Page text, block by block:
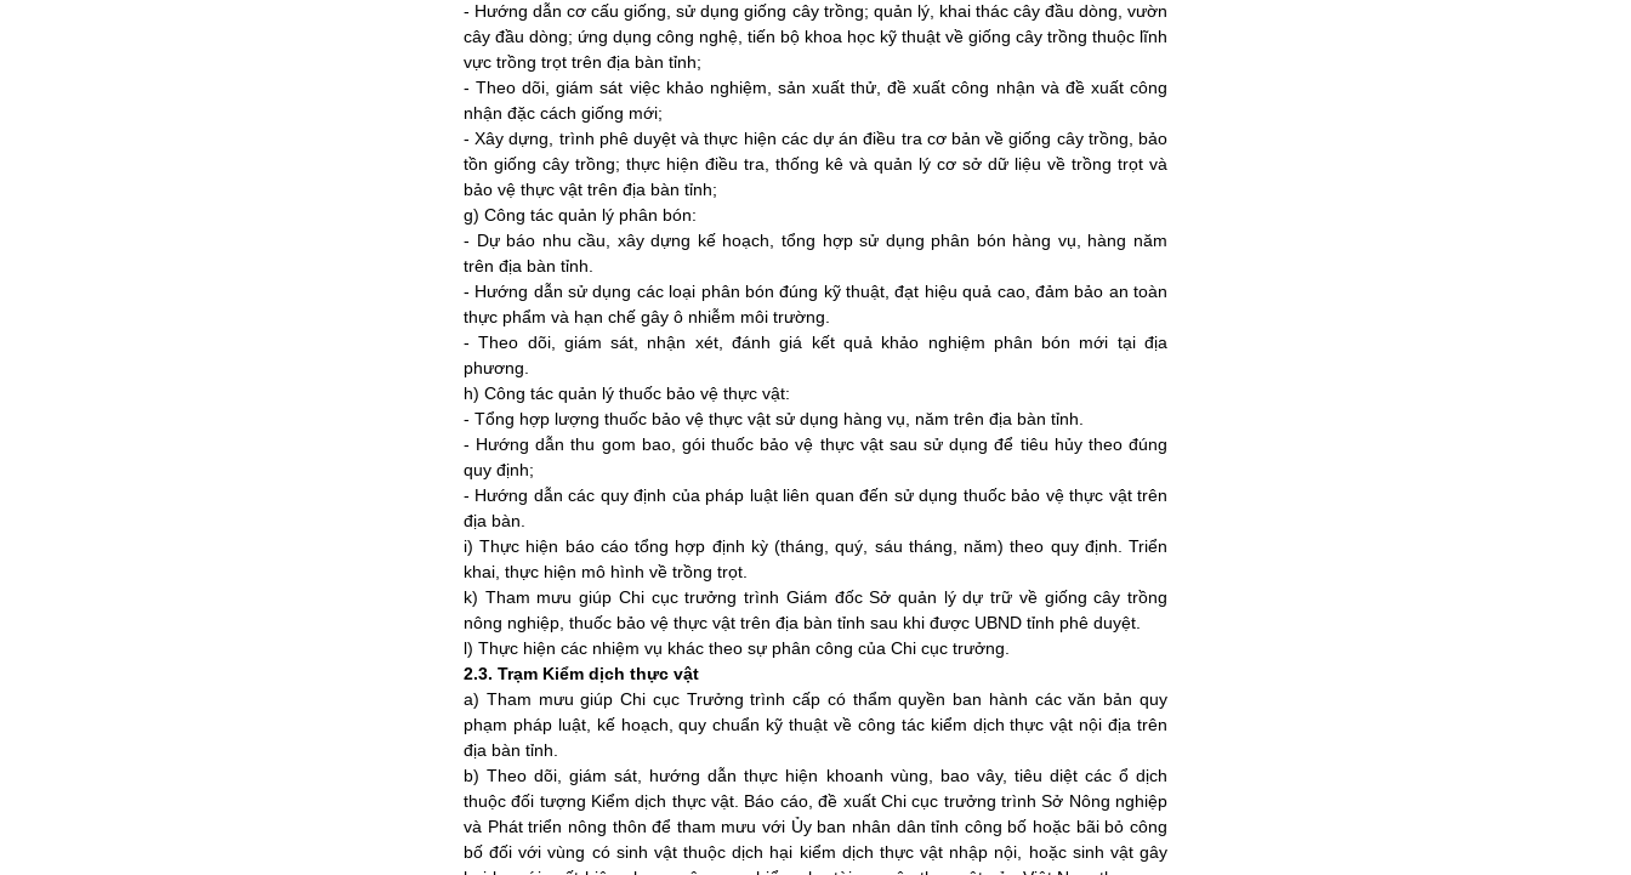
- Hướng dẫn cơ cấu giống, sử dụng giống cây trồng; quản lý, khai thác cây đầu dòng, vườn
cây đầu dòng; ứng dụng công nghệ, tiến bộ khoa học kỹ thuật về giống cây trồng thuộc lĩnh
vực trồng trọt trên địa bàn tỉnh;
- Theo dõi, giám sát việc khảo nghiệm, sản xuất thử, đề xuất công nhận và đề xuất công
nhận đặc cách giống mới;
- Xây dựng, trình phê duyệt và thực hiện các dự án điều tra cơ bản về giống cây trồng, bảo
tồn giống cây trồng; thực hiện điều tra, thống kê và quản lý cơ sở dữ liệu về trồng trọt và
bảo vệ thực vật trên địa bàn tỉnh;
g) Công tác quản lý phân bón:
- Dự báo nhu cầu, xây dựng kế hoạch, tổng hợp sử dụng phân bón hàng vụ, hàng năm
trên địa bàn tỉnh.
- Hướng dẫn sử dụng các loại phân bón đúng kỹ thuật, đạt hiệu quả cao, đảm bảo an toàn
thực phẩm và hạn chế gây ô nhiễm môi trường.
- Theo dõi, giám sát, nhận xét, đánh giá kết quả khảo nghiệm phân bón mới tại địa
phương.
h) Công tác quản lý thuốc bảo vệ thực vật:
- Tổng hợp lượng thuốc bảo vệ thực vật sử dụng hàng vụ, năm trên địa bàn tỉnh.
- Hướng dẫn thu gom bao, gói thuốc bảo vệ thực vật sau sử dụng để tiêu hủy theo đúng
quy định;
- Hướng dẫn các quy định của pháp luật liên quan đến sử dụng thuốc bảo vệ thực vật trên
địa bàn.
i) Thực hiện báo cáo tổng hợp định kỳ (tháng, quý, sáu tháng, năm) theo quy định. Triển
khai, thực hiện mô hình về trồng trọt.
k) Tham mưu giúp Chi cục trưởng trình Giám đốc Sở quản lý dự trữ về giống cây trồng
nông nghiệp, thuốc bảo vệ thực vật trên địa bàn tỉnh sau khi được UBND tỉnh phê duyệt.
l) Thực hiện các nhiệm vụ khác theo sự phân công của Chi cục trưởng.
2.3. Trạm Kiểm dịch thực vật
a) Tham mưu giúp Chi cục Trưởng trình cấp có thẩm quyền ban hành các văn bản quy
phạm pháp luật, kế hoạch, quy chuẩn kỹ thuật về công tác kiểm dịch thực vật nội địa trên
địa bàn tỉnh.
b) Theo dõi, giám sát, hướng dẫn thực hiện khoanh vùng, bao vây, tiêu diệt các ổ dịch
thuộc đối tượng Kiểm dịch thực vật. Báo cáo, đề xuất Chi cục trưởng trình Sở Nông nghiệp
và Phát triển nông thôn để tham mưu với Ủy ban nhân dân tỉnh công bố hoặc bãi bỏ công
bố đối với vùng có sinh vật thuộc dịch hại kiểm dịch thực vật nhập nội, hoặc sinh vật gây